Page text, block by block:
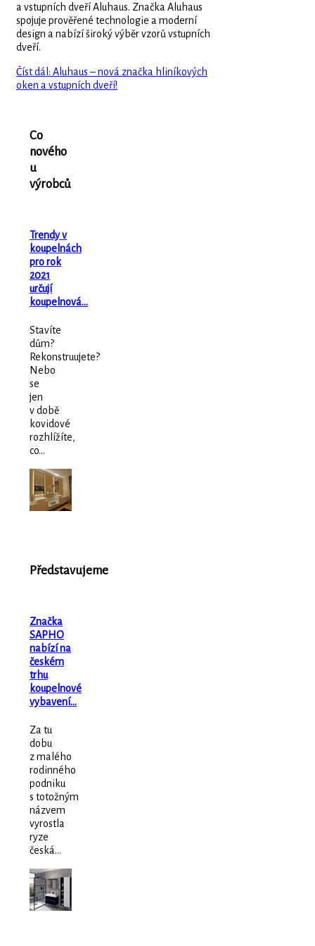
a vstupních dveří Aluhaus. Značka Aluhaus
spojuje prověřené technologie a moderní
design a nabízí široký výběr vzorů vstupních
dveří.
Číst dál: Aluhaus – nová značka hliníkových
oken a vstupních dveří!
Co
nového
u
výrobců
Trendy v
koupelnách
pro rok
2021
určují
koupelnová…
Stavíte
dům?
Rekonstruujete?
Nebo
se
jen
v době
kovidové
rozhlížíte,
co...
Představujeme
Značka
SAPHO
nabízí na
českém
trhu
koupelnové
vybavení…
Za tu
dobu
z malého
rodinného
podniku
s totožným
názvem
vyrostla
ryze
česká...